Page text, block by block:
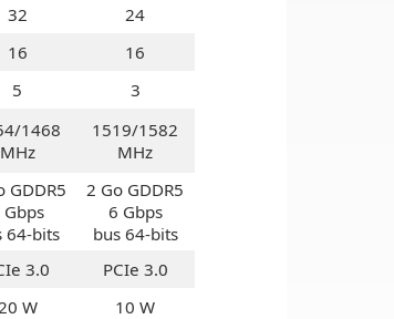
32 24
16 16
5 3
1468
MHz
1519/1582
MHz
GDDR5
Gbps
64-bits
2 Go GDDR5
6 Gbps
bus 64-bits
3.0 PCIe 3.0
W 10 W